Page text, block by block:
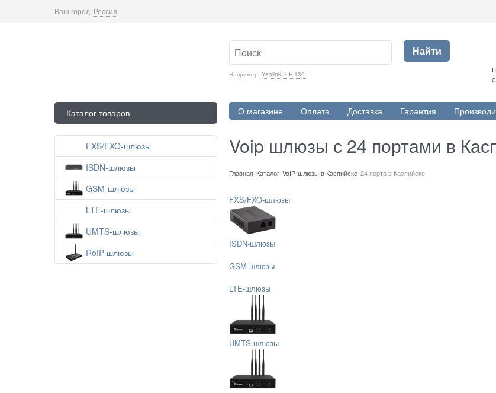
Ваш город: Россия
Например: Yealink SIP-T30
Найти
Каталог товаров О магазине Оплата Доставка Гарантия
FXS/FXO-шлюзы
ISDN-шлюзы
GSM-шлюзы
LTE-шлюзы
UMTS-шлюзы
RoIP-шлюзы
Voip шлюзы с 24 портами в
Главная Каталог VoIP-шлюзы в Каспийске 24 порта в Каспийске
FXS/FXO-шлюзы
ISDN-шлюзы
GSM-шлюзы
LTE-шлюзы
UMTS-шлюзы